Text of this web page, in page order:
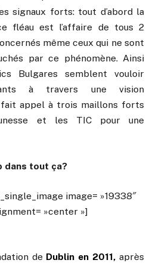
signaux forts: tout d’abord la
fléau est l’affaire de tous 2
même ceux qui ne sont
par ce phénomène. Ainsi
Bulgares semblent vouloir
à travers une vision
fait appel à trois maillons forts
et les TIC pour une
dans tout ça?
image= »19338″
»center »]
de Dublin en 2011, après